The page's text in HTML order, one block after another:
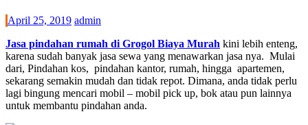
April 25, 2019 admin
Jasa pindahan rumah di Grogol Biaya Murah kini lebih enteng,
karena sudah banyak jasa sewa yang menawarkan jasa nya. Mulai
dari, Pindahan kos, pindahan kantor, rumah, hingga apartemen,
sekarang semakin mudah dan tidak repot. Dimana, anda tidak perlu
lagi bingung mencari mobil – mobil pick up, bok atau pun lainnya
untuk membantu pindahan anda.